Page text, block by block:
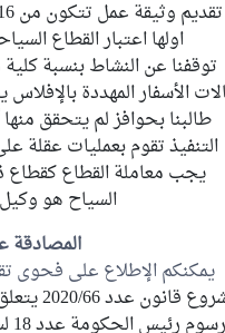
اولها اعتبار القطاع
توقفنا عن النشاط بنسبة
الأسفار المهددة بالإفلاس يضاهي
طالبنا بحوافز لم يتحقق
التنفيذ تقوم بعمليات عقلة
يجب معاملة القطاع كقطاع
السياح هو وكيل
المصادقة
يمكنكم الإطلاع على فحوى
مشروع